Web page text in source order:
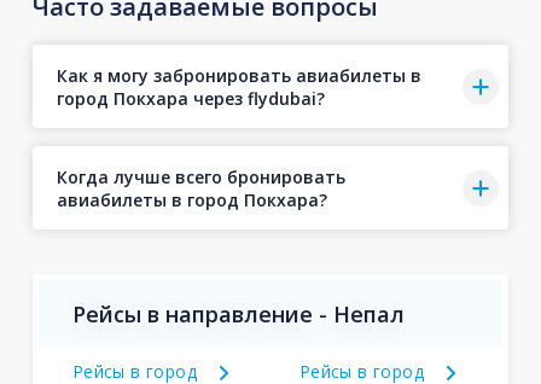
Часто задаваемые вопросы
Как я могу забронировать авиабилеты в
город Покхара через flydubai?
Когда лучше всего бронировать
авиабилеты в город Покхара?
Рейсы в направление - Непал
Рейсы в город
Рейсы в город